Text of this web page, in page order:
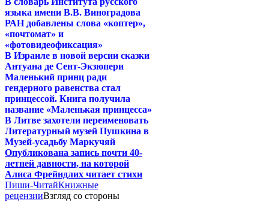
языка имени В.В. Виноградова
РАН добавлены слова «коптер»,
«почтомат» и
«фотовидеофиксация»
В Израиле в новой версии сказки
Антуана де Сент-Экзюпери
Маленький принц ради
гендерного равенства стал
принцессой. Книга получила
название «Маленькая принцесса»
В Литве захотели переименовать
Литературный музей Пушкина в
Музей-усадьбу Маркучяй
Опубликована запись почти 40-
летней давности, на которой
Алиса Фрейндлих читает стихи
Пиши-ЧитайКнижные
рецензииВзгляд со стороны